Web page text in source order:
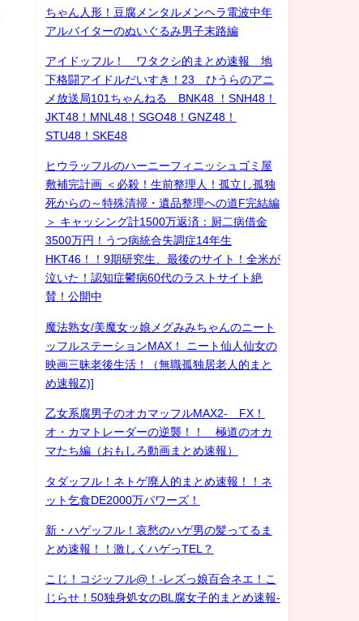
ちゃん人形！豆腐メンタルメンヘラ電波中年
アルバイターのぬいぐるみ男子末路編
アイドッフル！ ワタクシ的まとめ速報 地
下格闘アイドルだいすき！23 ひうらのアニ
メ放送局101ちゃんねる BNK48 ！SNH48！
JKT48！MNL48！SGO48！GNZ48！
STU48！SKE48
ヒウラッフルのハーニーフィニッシュゴミ屋
敷補完計画 ＜必殺！生前整理人！孤立し孤独
死からの～特殊清掃・遺品整理への道F完結編
＞ キャッシング計1500万返済：厨二病借金
3500万円！うつ病統合失調症14年生
HKT46！！9期研究生、最後のサイト！全米が
泣いた！認知症鬱病60代のラストサイト絶
賛！公開中
魔法熟女/美魔女ッ娘メグみみちゃんのニート
ッフルステーションMAX！ ニート仙人仙女の
映画三昧老後生活！（無職孤独居老人的まと
め速報Z)]
乙女系腐男子のオカマッフルMAX2- FX！
オ・カマトレーダーの逆襲！！ 極道のオカ
マたち編（おもしろ動画まとめ速報）
タダッフル！ネトゲ廃人的まとめ速報！！ネ
ット乞食DE2000万パワーズ！
新・ハゲッフル！哀愁のハゲ男の髪ってるま
とめ速報！！激しくハゲっTEL？
こじ！コジッフル@！-レズっ娘百合ネエ！こ
じらせ！50独身処女のBL腐女子的まとめ速報-